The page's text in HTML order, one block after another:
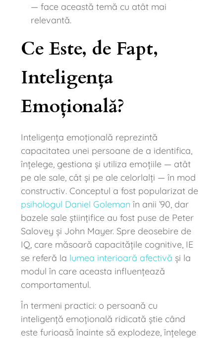
— face această temă cu atât mai
relevantă.
Ce Este, de Fapt,
Inteligența
Emoțională?
Inteligența emoțională reprezintă
capacitatea unei persoane de a identifica,
înțelege, gestiona și utiliza emoțiile — atât
pe ale sale, cât și pe ale celorlalți — în mod
constructiv. Conceptul a fost popularizat de
psihologul Daniel Goleman în anii ’90, dar
bazele sale științifice au fost puse de Peter
Salovey și John Mayer. Spre deosebire de
IQ, care măsoară capacitățile cognitive, IE
se referă la lumea interioară afectivă și la
modul în care aceasta influențează
comportamentul.
În termeni practici: o persoană cu
inteligență emoțională ridicată știe când
este furioasă înainte să explodeze, înțelege